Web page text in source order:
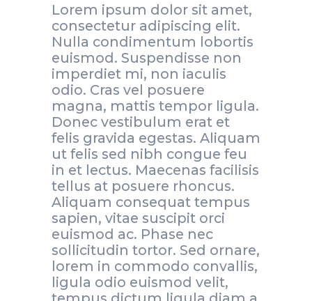
Lorem ipsum dolor sit amet,
consectetur adipiscing elit.
Nulla condimentum lobortis
euismod. Suspendisse non
imperdiet mi, non iaculis
odio. Cras vel posuere
magna, mattis tempor ligula.
Donec vestibulum erat et
felis gravida egestas. Aliquam
ut felis sed nibh congue feu
in et lectus. Maecenas facilisis
tellus at posuere rhoncus.
Aliquam consequat tempus
sapien, vitae suscipit orci
euismod ac. Phase nec
sollicitudin tortor. Sed ornare,
lorem in commodo convallis,
ligula odio euismod velit,